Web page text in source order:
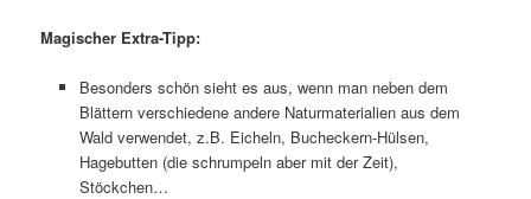
Magischer Extra-Tipp:
Besonders schön sieht es aus, wenn man neben dem
Blättern verschiedene andere Naturmaterialien aus dem
Wald verwendet, z.B. Eicheln, Bucheckern-Hülsen,
Hagebutten (die schrumpeln aber mit der Zeit),
Stöckchen…